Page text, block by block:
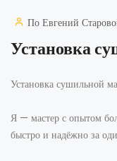
По Евгений
Установка
Установка сушильной
Я — мастер с опытом
быстро и надёжно за